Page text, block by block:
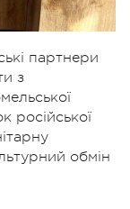
партнери
з
російської
обмін